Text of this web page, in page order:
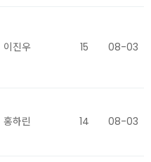
이진우 15 08-03
홍하린 14 08-03